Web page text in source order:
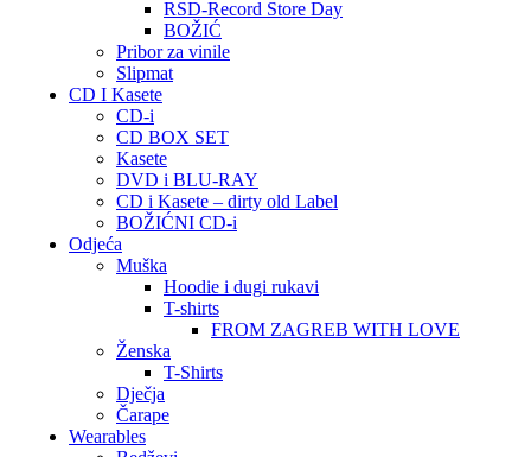
RSD-Record Store Day
BOŽIĆ
Pribor za vinile
Slipmat
CD I Kasete
CD-i
CD BOX SET
Kasete
DVD i BLU-RAY
CD i Kasete – dirty old Label
BOŽIĆNI CD-i
Odjeća
Muška
Hoodie i dugi rukavi
T-shirts
FROM ZAGREB WITH LOVE
Ženska
T-Shirts
Dječja
Čarape
Wearables